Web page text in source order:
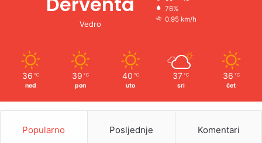
Vedro
76%
0.95 km/h
36 ℃
ned
39 ℃
pon
40 ℃
uto
37 ℃
sri
36 ℃
čet
Popularno Posljednje Komentari